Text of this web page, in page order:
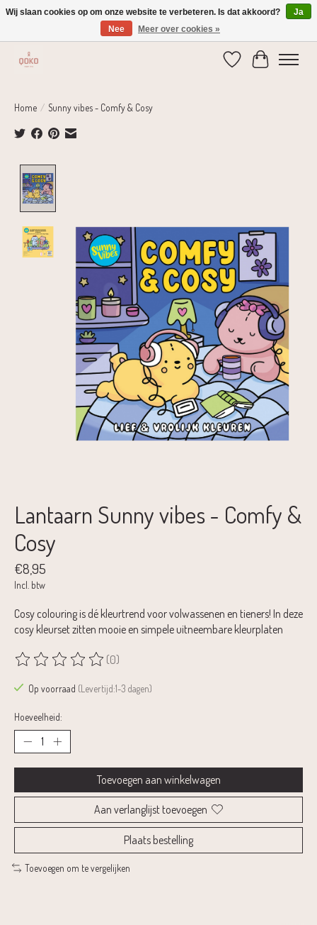
Verzending 1-2 dagen | Gratis verzending vanaf € 75,-
Verlanglijst
Home / Sunny vibes - Comfy & Cosy
Lantaarn Sunny vibes - Comfy &
Cosy
€8,95
Incl. btw
Cosy colouring is dé kleurtrend voor volwassenen en tieners! In deze
cosy kleurset zitten mooie en simpele uitneembare kleurplaten
De beoordeling van dit product is
(0)
Op voorraad (Levertijd:1-3 dagen)
Hoeveelheid:
Toevoegen aan winkelwagen
Aan verlanglijst toevoegen
Plaats bestelling
Toevoegen om te vergelijken
Wij slaan cookies op om onze website te verbeteren. Is dat akkoord?
Ja
Nee
Meer over cookies »